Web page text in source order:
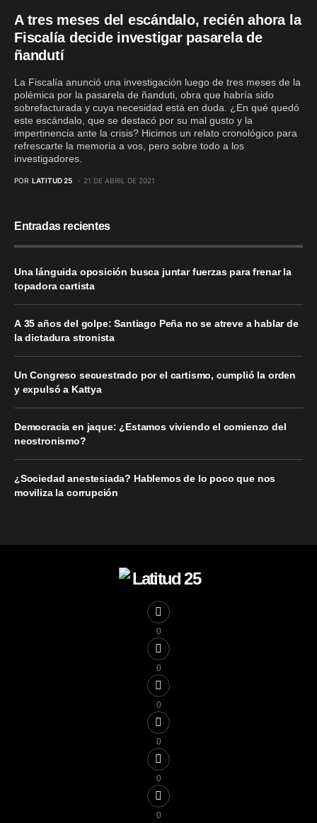
A tres meses del escándalo, recién ahora la
Fiscalía decide investigar pasarela de
ñandutí
La Fiscalía anunció una investigación luego de tres meses de la
polémica por la pasarela de ñanduti, obra que habría sido
sobrefacturada y cuya necesidad está en duda. ¿En qué quedó
este escándalo, que se destacó por su mal gusto y la
impertinencia ante la crisis? Hicimos un relato cronológico para
refrescarte la memoria a vos, pero sobre todo a los
investigadores.
POR LATITUD 25 21 DE ABRIL DE 2021
Entradas recientes
Una lánguida oposición busca juntar fuerzas para frenar la
topadora cartista
A 35 años del golpe: Santiago Peña no se atreve a hablar de
la dictadura stronista
Un Congreso secuestrado por el cartismo, cumplió la orden
y expulsó a Kattya
Democracia en jaque: ¿Estamos viviendo el comienzo del
neostronismo?
¿Sociedad anestesiada? Hablemos de lo poco que nos
moviliza la corrupción
0
0
0
0
0
0